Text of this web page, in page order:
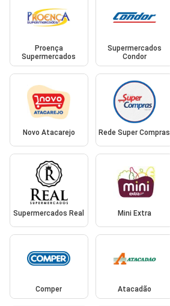
Proença
Supermercados
Supermercados
Condor
Novo Atacarejo Rede Super Compras
Supermercados Real Mini Extra
Comper Atacadão